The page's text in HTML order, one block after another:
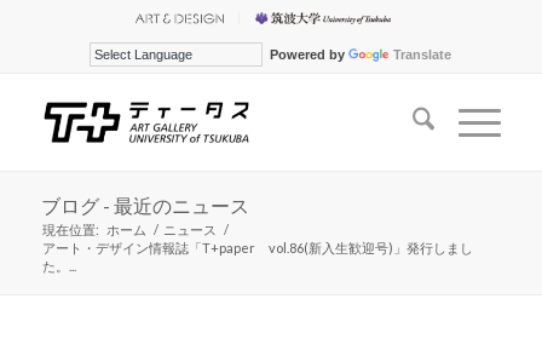
Powered by Translate
ブログ - 最近のニュース
現在位置: ホーム / ニュース
/
アート・デザイン情報誌「T+paper vol.86(新入生歓迎号)」発行しまし
た。...